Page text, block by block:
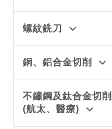
螺紋銑刀
銅、鋁合金切削
不鏽鋼及鈦合金切削
(航太、醫療)